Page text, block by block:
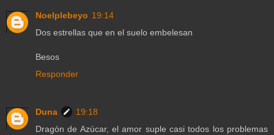
Noelplebeyo 19:14
Dos estrellas que en el suelo embelesan
Besos
Responder
Duna
19:18
Dragón de Azúcar, el amor suple casi todos los problemas